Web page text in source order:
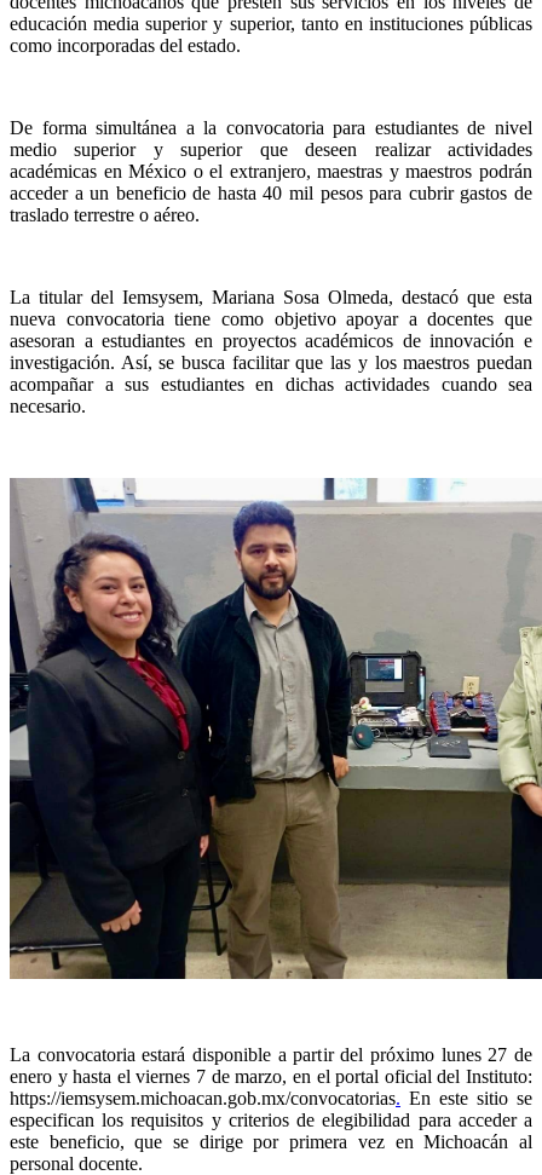
educación media superior y superior, tanto en instituciones públicas
como incorporadas del estado.
De forma simultánea a la convocatoria para estudiantes de nivel
medio superior y superior que deseen realizar actividades
académicas en México o el extranjero, maestras y maestros podrán
acceder a un beneficio de hasta 40 mil pesos para cubrir gastos de
traslado terrestre o aéreo.
La titular del Iemsysem, Mariana Sosa Olmeda, destacó que esta
nueva convocatoria tiene como objetivo apoyar a docentes que
asesoran a estudiantes en proyectos académicos de innovación e
investigación. Así, se busca facilitar que las y los maestros puedan
acompañar a sus estudiantes en dichas actividades cuando sea
necesario.
La convocatoria estará disponible a partir del próximo lunes 27 de
enero y hasta el viernes 7 de marzo, en el portal oficial del Instituto:
https://iemsysem.michoacan.gob.mx/convocatorias. En este sitio se
especifican los requisitos y criterios de elegibilidad para acceder a
este beneficio, que se dirige por primera vez en Michoacán al
personal docente.